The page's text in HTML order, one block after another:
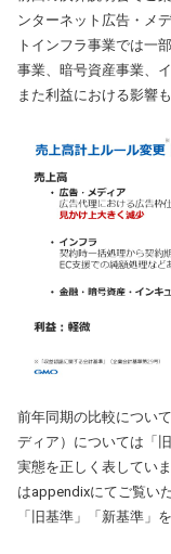
ンターネット広告・メ
トインフラ事業では一
事業、暗号資産事業、
また利益における影響
前年同期の比較につい
ディア）については「
実態を正しく表してい
はappendixにてご覧い
「旧基準」「新基準」